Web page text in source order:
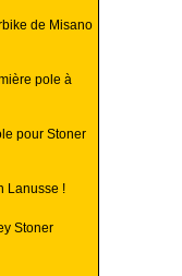
de Misano
pole à
pour Stoner
Lanusse !
Stoner